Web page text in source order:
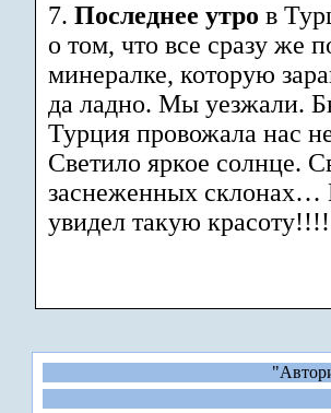
7. Последнее утро в
о том, что все сразу же
минералке, которую
да ладно. Мы уезжали.
Турция провожала нас
Светило яркое солнце.
заснеженных склонах…
увидел такую